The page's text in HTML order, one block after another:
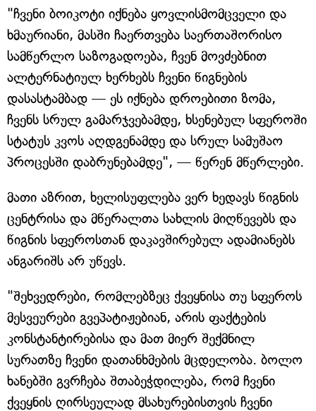
"ჩვენი ბოიკოტი იქნება ყოვლისმომცველი და
ხმაურიანი, მასში ჩაერთვება საერთაშორისო
სამწერლო საზოგადოება, ჩვენ მოვძებნით
ალტერნატიულ ხერხებს ჩვენი წიგნების
დასასტამბად — ეს იქნება დროებითი ზომა,
ჩვენს სრულ გამარჯვებამდე, ხსენებულ სფეროში
სტატუს კვოს აღდგენამდე და სრულ სამუშაო
პროცესში დაბრუნებამდე", — წერენ მწერლები.
მათი აზრით, ხელისუფლება ვერ ხედავს წიგნის
ცენტრისა და მწერალთა სახლის მიღწევებს და
წიგნის სფეროსთან დაკავშირებულ ადამიანებს
ანგარიშს არ უწევს.
"შეხვედრები, რომლებზეც ქვეყნისა თუ სფეროს
მესვეურები გვეპატიჟებიან, არის ფაქტების
კონსტანტირებისა და მათ მიერ შექმნილ
სურათზე ჩვენი დათანხმების მცდელობა. ბოლო
ხანებში გვრჩება შთაბეჭდილება, რომ ჩვენი
ქვეყნის ღირსეულად მსახურებისთვის ჩვენი